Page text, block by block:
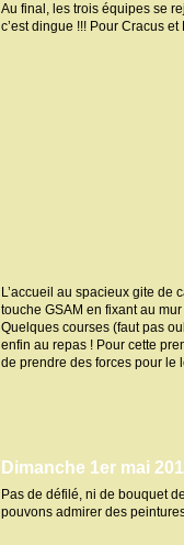
Au final, les trois équipes se
c’est dingue !!! Pour Cracus
L’accueil au spacieux gite de
touche GSAM en fixant au
Quelques courses (faut pas
enfin au repas ! Pour cette
de prendre des forces pour le
Dimanche 1er mai
Pas de défilé, ni de bouquet
pouvons admirer des